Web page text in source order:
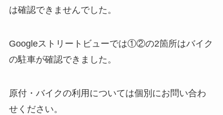
は確認できませんでした。
Googleストリートビューでは①②の2箇所はバイク
の駐車が確認できました。
原付・バイクの利用については個別にお問い合わ
せください。